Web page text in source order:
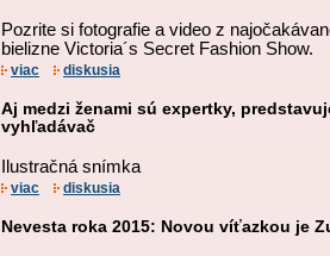
Pozrite si fotografie a video z
bielizne Victoria´s Secret Fashion Show.
viac diskusia
Aj medzi ženami sú expertky,
vyhľadávač
Ilustračná snímka
viac diskusia
Nevesta roka 2015: Novou víťazkou je